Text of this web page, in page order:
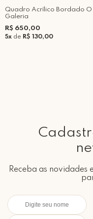
Quadro Acrílico Bordado
Galeria
R$ 650,00
5x de R$ 130,00
Receba as novidades